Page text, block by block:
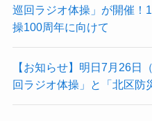
巡回ラジオ体操」が開催！
操100周年に向けて
【お知らせ】明日7月26日
回ラジオ体操」と「北区防